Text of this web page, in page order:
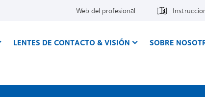
Web del profesional
LENTES DE CONTACTO & VISIÓN SOBRE